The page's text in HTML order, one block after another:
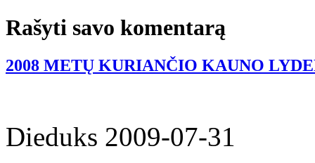
Rašyti savo komentarą
2008 METŲ KURIANČIO KAUNO
Dieduks 2009-07-31